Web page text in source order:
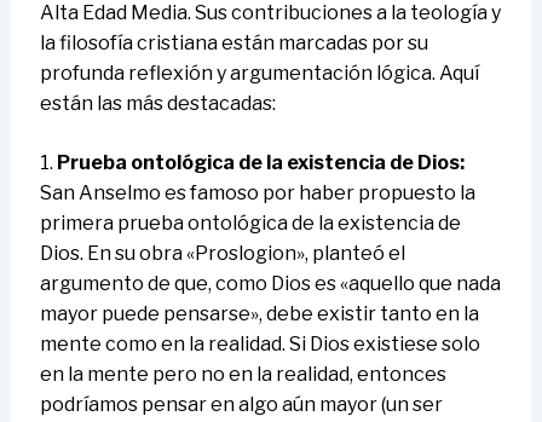
Alta Edad Media. Sus contribuciones a la teología y
la filosofía cristiana están marcadas por su
profunda reflexión y argumentación lógica. Aquí
están las más destacadas:
1. Prueba ontológica de la existencia de Dios:
San Anselmo es famoso por haber propuesto la
primera prueba ontológica de la existencia de
Dios. En su obra «Proslogion», planteó el
argumento de que, como Dios es «aquello que nada
mayor puede pensarse», debe existir tanto en la
mente como en la realidad. Si Dios existiese solo
en la mente pero no en la realidad, entonces
podríamos pensar en algo aún mayor (un ser